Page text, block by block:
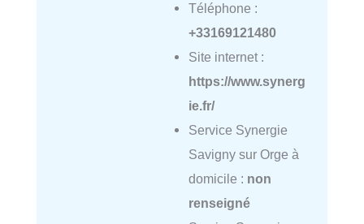
Téléphone :
+33169121480
Site internet :
https://www.synerg
ie.fr/
Service Synergie
Savigny sur Orge à
domicile : non
renseigné